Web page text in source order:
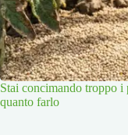
Stai concimando troppo i
quanto farlo